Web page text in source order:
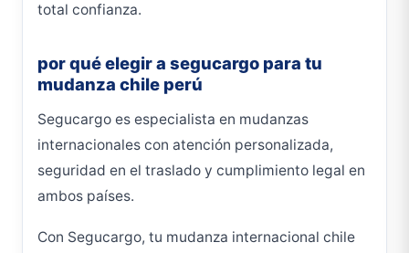
total confianza.
por qué elegir a segucargo para tu
mudanza chile perú
Segucargo es especialista en mudanzas
internacionales con atención personalizada,
seguridad en el traslado y cumplimiento legal en
ambos países.
Con Segucargo, tu mudanza internacional chile